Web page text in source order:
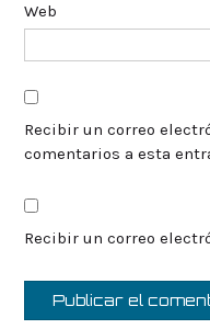
Web
Recibir un correo
comentarios a esta
Recibir un correo